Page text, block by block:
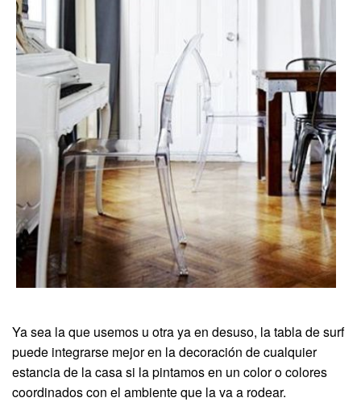
Ya sea la que usemos u otra ya en desuso, la tabla de surf
puede integrarse mejor en la decoración de cualquier
estancia de la casa si la pintamos en un color o colores
coordinados con el ambiente que la va a rodear.